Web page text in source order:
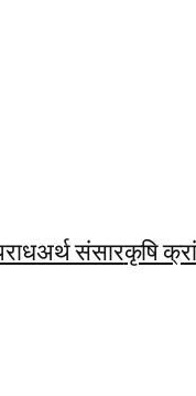
अर्थ संसारकृषि